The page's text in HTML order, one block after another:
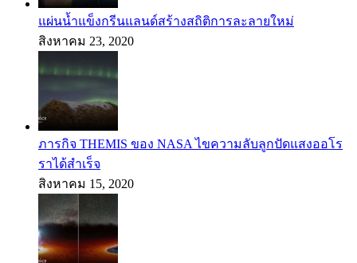
แผ่นน้ำแข็งกรีนแลนด์สร้างสถิติการละลายใหม่
สิงหาคม 23, 2020
ภารกิจ THEMIS ของ NASA ไขความลับลูกปัดแสงออโร
ราได้สำเร็จ
สิงหาคม 15, 2020